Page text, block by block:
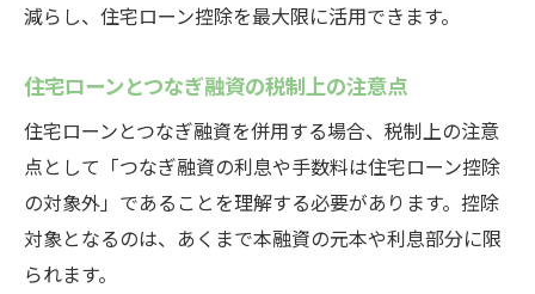
減らし、住宅ローン控除を最大限に活用できます。
住宅ローンとつなぎ融資の税制上の注意点
住宅ローンとつなぎ融資を併用する場合、税制上の注意
点として「つなぎ融資の利息や手数料は住宅ローン控除
の対象外」であることを理解する必要があります。控除
対象となるのは、あくまで本融資の元本や利息部分に限
られます。